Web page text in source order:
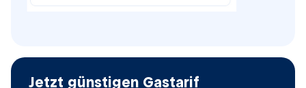
Jetzt günstigen Gastarif